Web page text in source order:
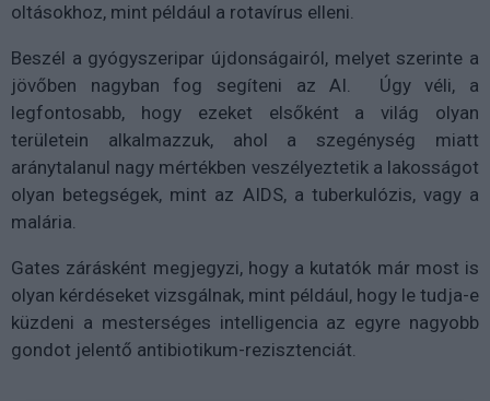
oltásokhoz, mint például a rotavírus elleni.
Beszél a gyógyszeripar újdonságairól, melyet szerinte a
jövőben nagyban fog segíteni az AI. Úgy véli, a
legfontosabb, hogy ezeket elsőként a világ olyan
területein alkalmazzuk, ahol a szegénység miatt
aránytalanul nagy mértékben veszélyeztetik a lakosságot
olyan betegségek, mint az AIDS, a tuberkulózis, vagy a
malária.
Gates zárásként megjegyzi, hogy a kutatók már most is
olyan kérdéseket vizsgálnak, mint például, hogy le tudja-e
küzdeni a mesterséges intelligencia az egyre nagyobb
gondot jelentő antibiotikum-rezisztenciát.